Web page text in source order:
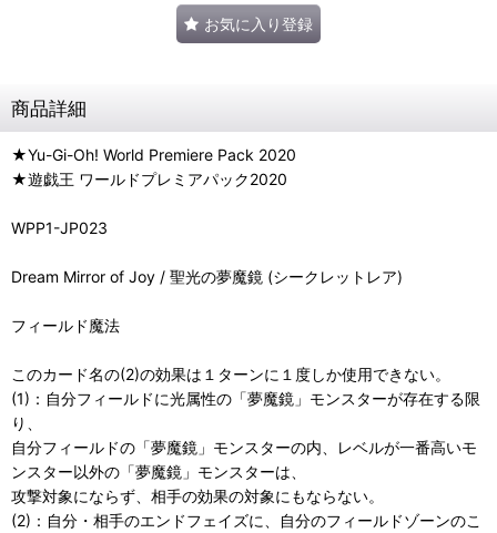
お気に入り登録
商品詳細
★Yu-Gi-Oh! World Premiere Pack 2020
★遊戯王 ワールドプレミアパック2020
WPP1-JP023
Dream Mirror of Joy / 聖光の夢魔鏡 (シークレットレア)
フィールド魔法
このカード名の(2)の効果は１ターンに１度しか使用できない。
(1)：自分フィールドに光属性の「夢魔鏡」モンスターが存在する限
り、
自分フィールドの「夢魔鏡」モンスターの内、レベルが一番高いモ
ンスター以外の「夢魔鏡」モンスターは、
攻撃対象にならず、相手の効果の対象にもならない。
(2)：自分・相手のエンドフェイズに、自分のフィールドゾーンのこ